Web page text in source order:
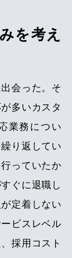
を考え
会った。そ
多いカスタ
業務につい
り返してい
っていたか
ぐに退職し
定着しない
ビスレベル
採用コスト